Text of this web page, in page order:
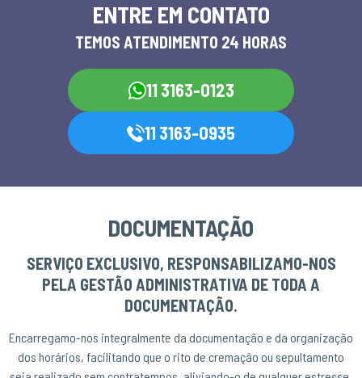
ENTRE EM CONTATO
TEMOS ATENDIMENTO 24 HORAS
11 3163-0123
11 3163-0935
DOCUMENTAÇÃO
SERVIÇO EXCLUSIVO, RESPONSABILIZAMO-NOS
PELA GESTÃO ADMINISTRATIVA DE TODA A
DOCUMENTAÇÃO.
Encarregamo-nos integralmente da documentação e da organização
dos horários, facilitando que o rito de cremação ou sepultamento